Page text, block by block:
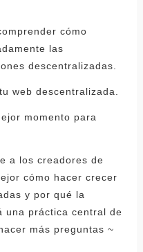
cómo
las
descentralizadas.
web descentralizada.
momento para
a los creadores de
cómo hacer crecer
y por qué la
una práctica central de
más preguntas ~